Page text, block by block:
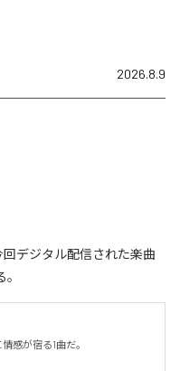
2026.8.9
回デジタル配信された楽曲
感が宿る1曲だ。